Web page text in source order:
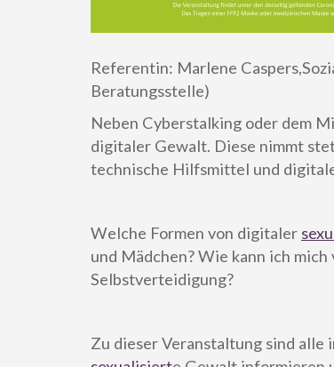
Referentin: Marlene
Beratungsstelle)
Neben Cyberstalking oder dem
digitaler Gewalt. Diese nimmt
technische Hilfsmittel und
Welche Formen von digitaler
und Mädchen? Wie kann ich
Selbstverteidigung?
Zu dieser Veranstaltung sind alle